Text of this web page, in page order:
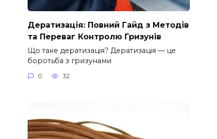
Дератизація: Повний Гайд з Методів
та Переваг Контролю Гризунів
Що таке дератизація? Дератизація — це
боротьба з гризунами
0 32